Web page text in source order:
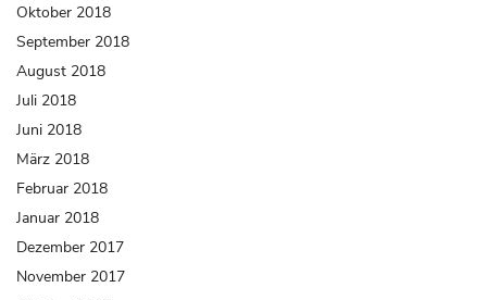
Oktober 2018
September 2018
August 2018
Juli 2018
Juni 2018
März 2018
Februar 2018
Januar 2018
Dezember 2017
November 2017